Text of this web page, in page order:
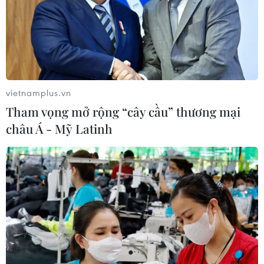
Xem trực tiếp Indonesia-Việt Nam tại
ASEAN Cup 2026 trên kênh nào?
03/08/2026 09:21
Xem thêm
CƠ QUAN CHỦ QUẢN: THÔNG TẤN XÃ VIỆT NAM
Tổng Biên tập: TRẦN TIẾN DUẨN
vietnamplus.vn
Tham vọng mở rộng “cây cầu” thương mại
châu Á - Mỹ Latinh